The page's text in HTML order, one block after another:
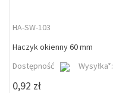
HA-SW-103
Haczyk okienny 60 mm
Dostępność
Wysyłka*:
0,92 zł